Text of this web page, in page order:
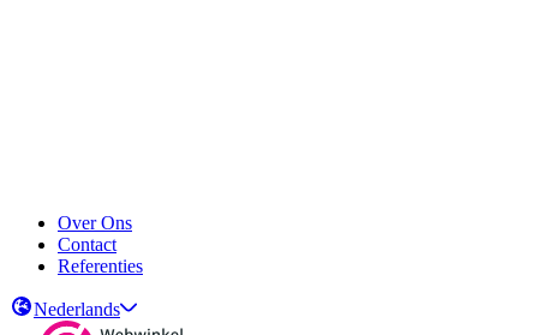
Over Ons
Contact
Referenties
Nederlands